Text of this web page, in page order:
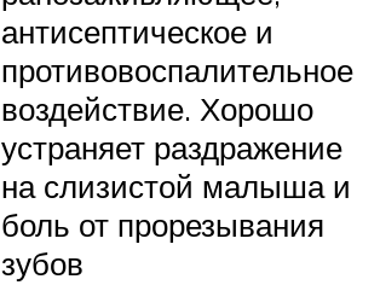
антисептическое и
противовоспалительное
воздействие. Хорошо
устраняет раздражение
на слизистой малыша и
боль от прорезывания
зубов